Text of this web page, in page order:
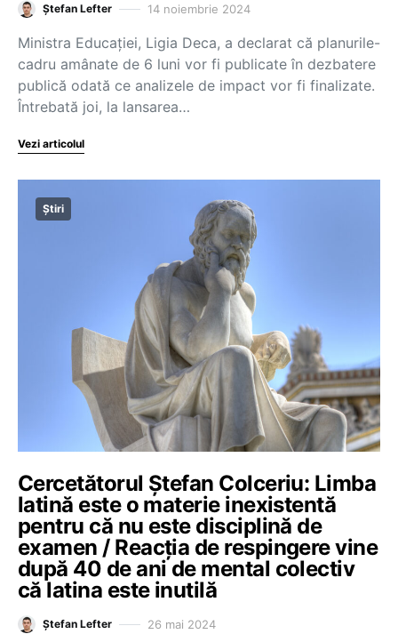
Ștefan Lefter 14 noiembrie 2024
Ministra Educației, Ligia Deca, a declarat că planurile-
cadru amânate de 6 luni vor fi publicate în dezbatere
publică odată ce analizele de impact vor fi finalizate.
Întrebată joi, la lansarea…
Vezi articolul
Știri
Cercetătorul Ștefan Colceriu: Limba
latină este o materie inexistentă
pentru că nu este disciplină de
examen / Reacția de respingere vine
după 40 de ani de mental colectiv
că latina este inutilă
Ștefan Lefter 26 mai 2024